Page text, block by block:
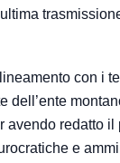
con i
dell’ente
avendo redatto il
e